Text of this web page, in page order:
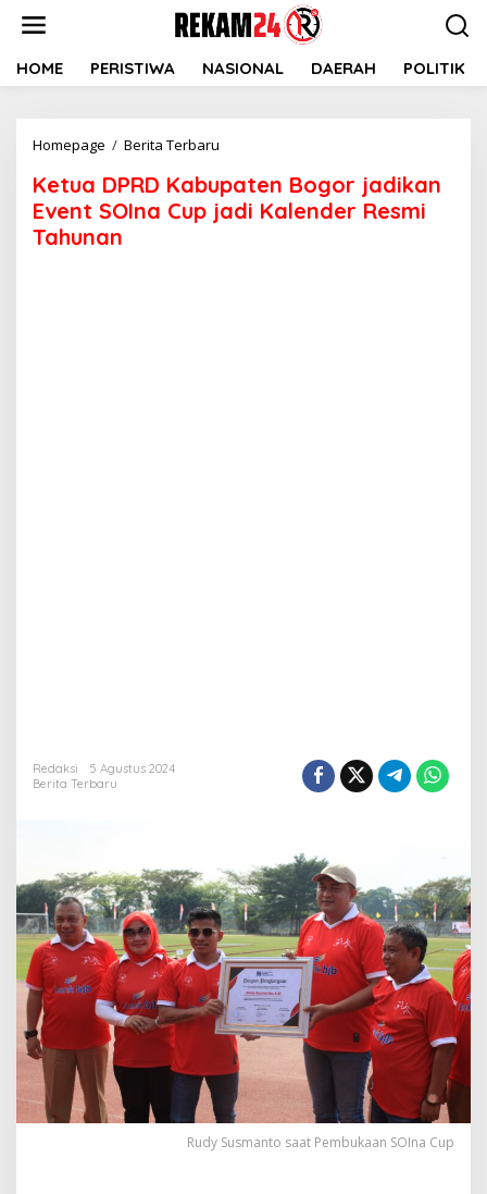
HOME PERISTIWA NASIONAL DAERAH POLITIK
Homepage / Berita Terbaru
Kabupaten
Bogor
Ketua DPRD Kabupaten Bogor jadikan
Event SOIna Cup jadi Kalender Resmi
Tahunan
Redaksi
5 Agustus 2024
Berita Terbaru
Rudy Susmanto saat Pembukaan SOIna Cup